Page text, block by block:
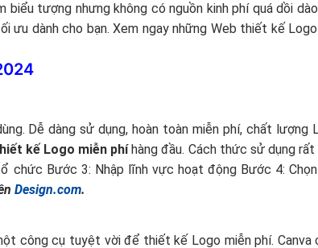
tượng nhưng không có nguồn kinh phí quá dồi
dành cho bạn. Xem ngay những Web thiết kế
Dễ dàng sử dụng, hoàn toàn miễn phí, chất lượng
kế Logo miễn phíhàng đầu. Cách thức sử dụng rất
chức Bước 3: Nhập lĩnh vực hoạt động Bước 4:
Design.com.
công cụ tuyệt vời để thiết kế Logo miễn phí. Canva